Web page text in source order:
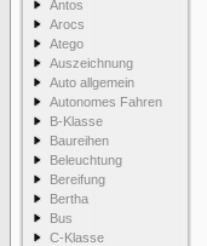
Antos
Arocs
Atego
Auszeichnung
Auto allgemein
Autonomes Fahren
B-Klasse
Baureihen
Beleuchtung
Bereifung
Bertha
Bus
C-Klasse